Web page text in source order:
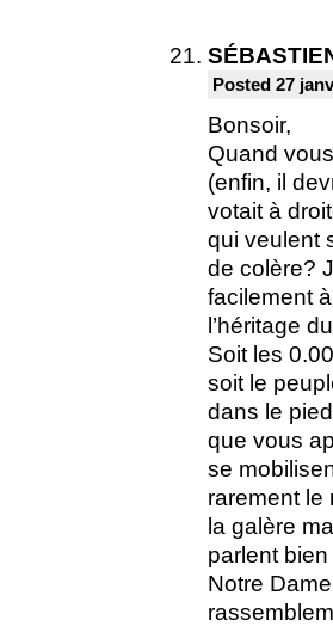
Posted 27
Bonsoir,
Quand
(enfin, il
votait à
qui veulent
de colère?
facilement
l’héritage
Soit les
soit le
dans le
que vous
se
rarement le
la galère
parlent
Notre